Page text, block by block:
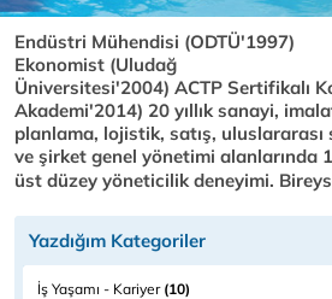
Endüstri Mühendisi (ODTÜ'1997)
Ekonomist (Uludağ
Üniversitesi'2004) ACTP Sertifikalı
Akademi'2014) 20 yıllık sanayi,
planlama, lojistik, satış, uluslararası
ve şirket genel yönetimi alanlarında
üst düzey yöneticilik deneyimi.
Yazdığım Kategoriler
İş Yaşamı - Kariyer(10)